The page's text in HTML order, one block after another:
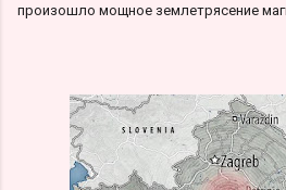
произошло мощное землетрясение